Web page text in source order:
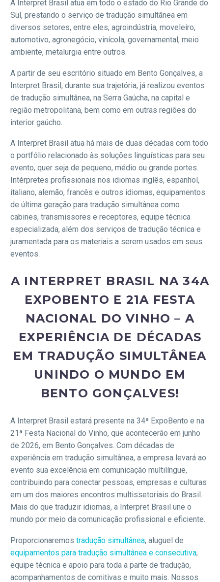
A Interpret Brasil atua em todo o estado do Rio Grande do
Sul, prestando o serviço de tradução simultânea em
diversos setores, entre eles, agroindústria, moveleiro,
automotivo, agronegócio, vinícola, governamental, meio
ambiente, metalurgia entre outros.
A partir de seu escritório situado em Bento Gonçalves, a
Interpret Brasil, durante sua trajetória, já realizou eventos
de tradução simultânea, na Serra Gaúcha, na capital e
região metropolitana, bem como em outras regiões do
interior gaúcho.
A Interpret Brasil atua há mais de duas décadas com todo
o portfólio relacionado às soluções linguísticas para seu
evento, quer seja de pequeno, médio ou grande portes.
Intérpretes profissionais nos idiomas inglês, espanhol,
italiano, alemão, francês e outros idiomas, equipamentos
de última geração para tradução simultânea como
cabines, transmissores e receptores, equipe técnica
especializada, além dos serviços de tradução técnica e
juramentada para os materiais a serem usados em seus
eventos.
A INTERPRET BRASIL NA 34A
EXPOBENTO E 21A FESTA
NACIONAL DO VINHO – A
EXPERIÊNCIA DE DÉCADAS
EM TRADUÇÃO SIMULTÂNEA
UNINDO O MUNDO EM
BENTO GONÇALVES!
A Interpret Brasil estará presente na 34ª ExpoBento e na
21ª Festa Nacional do Vinho, que acontecerão em junho
de 2026, em Bento Gonçalves. Com décadas de
experiência em tradução simultânea, a empresa levará ao
evento sua excelência em comunicação multilíngue,
contribuindo para conectar pessoas, empresas e culturas
em um dos maiores encontros multissetoriais do Brasil.
Mais do que traduzir idiomas, a Interpret Brasil une o
mundo por meio da comunicação profissional e eficiente.
Proporcionaremos tradução simultânea, aluguel de
equipamentos para tradução simultânea e consecutiva,
equipe técnica e apoio para toda a parte de tradução,
acompanhamentos de comitivas e muito mais. Nossos